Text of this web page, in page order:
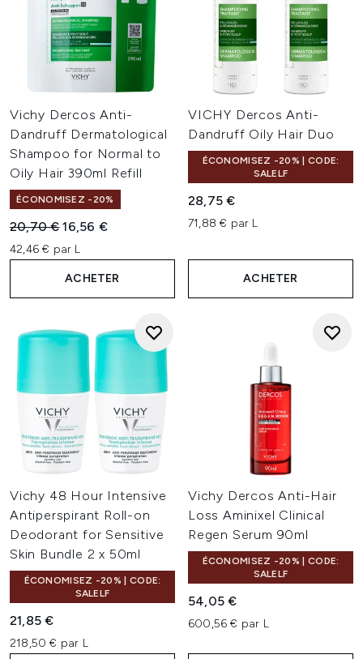
Vichy Dercos Anti-
Dandruff Dermatological
Shampoo for Normal to
Oily Hair 390ml Refill
ÉCONOMISEZ -20%
Prix de vente :
20,70 €Prix ​​actuel :
16,56 €
42,46 € par L
ACHETER
VICHY Dercos Anti-
Dandruff Oily Hair Duo
ÉCONOMISEZ -20% | CODE:
SALELF
28,75 €
71,88 € par L
ACHETER
Vichy 48 Hour Intensive
Antiperspirant Roll-on
Deodorant for Sensitive
Skin Bundle 2 x 50ml
ÉCONOMISEZ -20% | CODE:
SALELF
21,85 €
218,50 € par L
Vichy Dercos Anti-Hair
Loss Aminixel Clinical
Regen Serum 90ml
ÉCONOMISEZ -20% | CODE:
SALELF
54,05 €
600,56 € par L